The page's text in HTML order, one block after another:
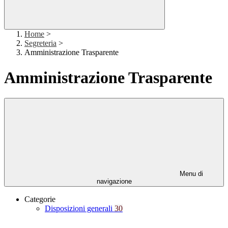
Home >
Segreteria >
Amministrazione Trasparente
Amministrazione Trasparente
Menu di
navigazione
Categorie
Disposizioni generali 30